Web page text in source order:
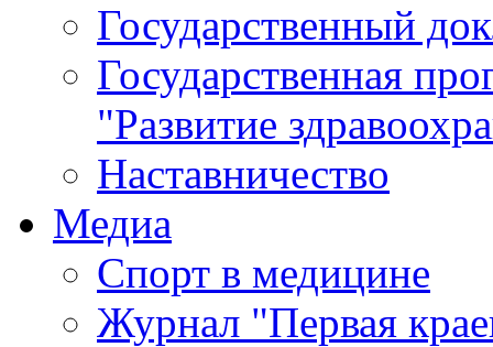
Государственный
Государственная
"Развитие
Наставничество
Медиа
Спорт в медицине
Журнал "Первая